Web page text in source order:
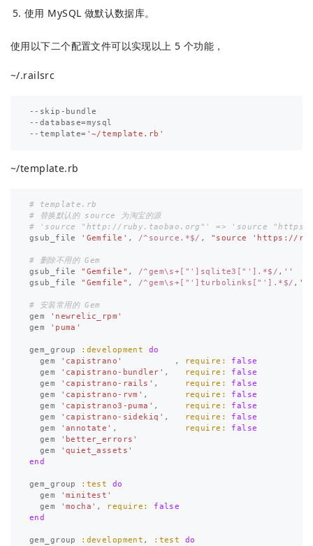
使用 MySQL 做默认数据库。
使用以下二个配置文件可以实现以上 5 个功能，
~/.railsrc
-- skip - bundle
-- database=mysql
-- template= '~/template.rb'
~/template.rb
# template.rb
# 替换默认的 source 为淘宝的源
# 'source "http://ruby.taobao.org"' => 'source
gsub_file
'Gemfile' , /^source.*$/ , "source 'https://
# 删除不用的 Gem
gsub_file
"Gemfile" , /^gem\s+["']sqlite3["'].*$/ , ''
gsub_file
"Gemfile" , /^gem\s+["']turbolinks["'].*$/ , ''
# 安装常用的 Gem
gem
'newrelic_rpm'
gem
'puma'
gem_group :development
do
gem
'capistrano' , require: false
gem
'capistrano-bundler' , require: false
gem
'capistrano-rails' , require: false
gem
'capistrano-rvm' , require: false
gem
'capistrano3-puma' , require: false
gem
'capistrano-sidekiq' , require: false
gem
'annotate' , require: false
gem
'better_errors'
gem
'quiet_assets'
end
gem_group :test
do
gem
'minitest'
gem
'mocha' , require: false
end
gem_group :development , :test
do